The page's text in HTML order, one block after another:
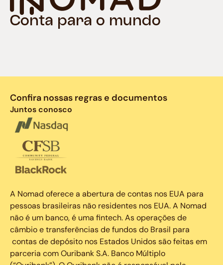
Conta para o mundo
Confira nossas regras e documentos
Juntos conosco
A Nomad oferece a abertura de contas nos EUA para
pessoas brasileiras não residentes nos EUA. A Nomad
não é um banco, é uma fintech. As operações de
câmbio e transferências de fundos do Brasil para
contas de depósito nos Estados Unidos são feitas em
parceria com Ouribank S.A. Banco Múltiplo